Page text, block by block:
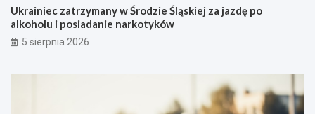
Ukrainiec zatrzymany w Środzie Śląskiej za jazdę po
alkoholu i posiadanie narkotyków
5 sierpnia 2026